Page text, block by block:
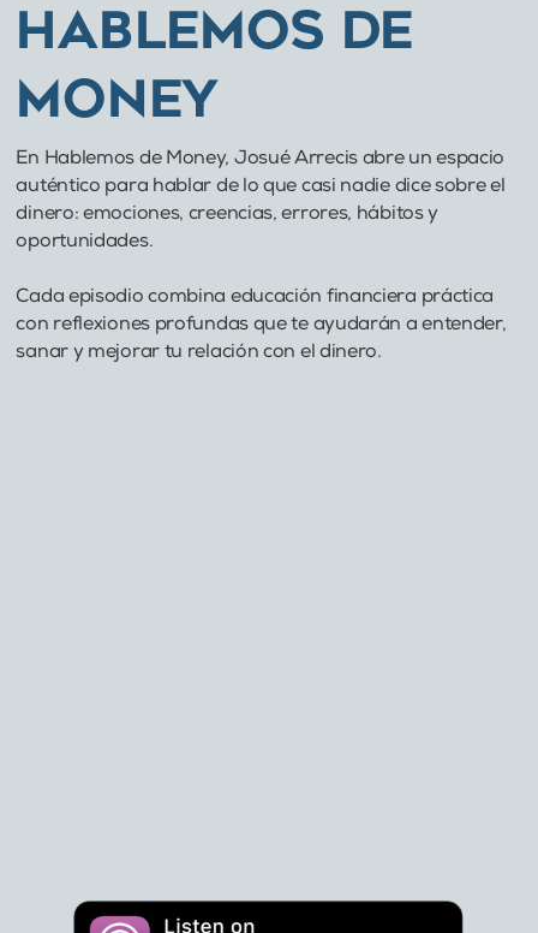
HABLEMOS DE
MONEY
En Hablemos de Money, Josué Arrecis abre un espacio
auténtico para hablar de lo que casi nadie dice sobre el
dinero: emociones, creencias, errores, hábitos y
oportunidades.
Cada episodio combina educación financiera práctica
con reflexiones profundas que te ayudarán a entender,
sanar y mejorar tu relación con el dinero.